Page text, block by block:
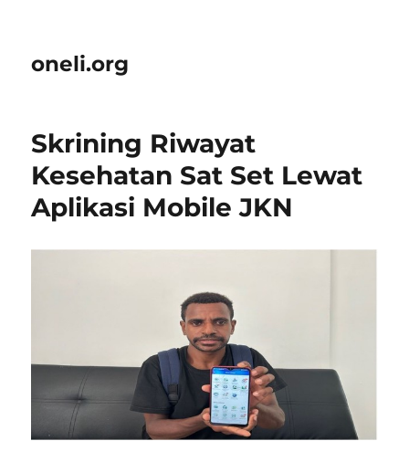
oneli.org
Skrining Riwayat
Kesehatan Sat Set Lewat
Aplikasi Mobile JKN